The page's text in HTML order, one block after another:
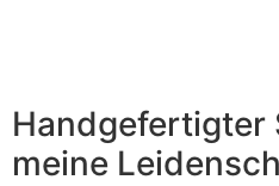
Handgefertigter
meine